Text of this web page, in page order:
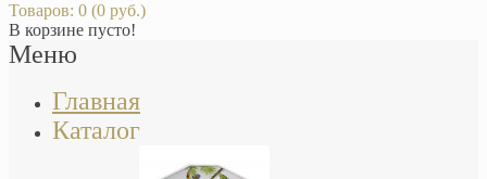
Товаров: 0 (0 руб.)
В корзине пусто!
Меню
Главная
Каталог